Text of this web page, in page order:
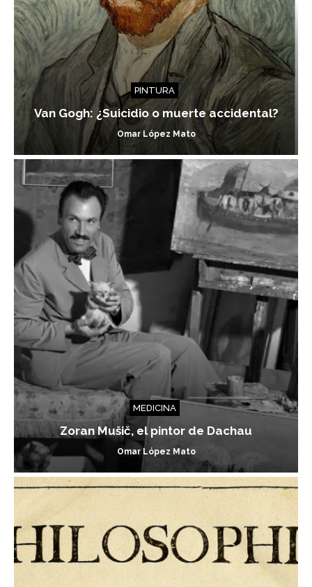
PINTURA
Van Gogh: ¿Suicidio o muerte accidental?
Omar López Mato
MEDICINA
Zoran Mušič, el pintor de Dachau
Omar López Mato